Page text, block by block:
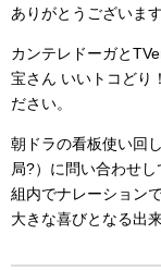
ありがとうございます
カンテレドーガと
宝さん いいトコどり
ださい。
朝ドラの看板使い回
局?）に問い合わせ
組内でナレーション
大きな喜びとなる出